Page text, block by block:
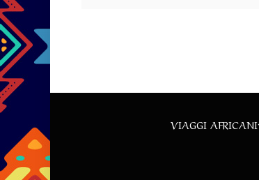
VIAGGI AFRICANI